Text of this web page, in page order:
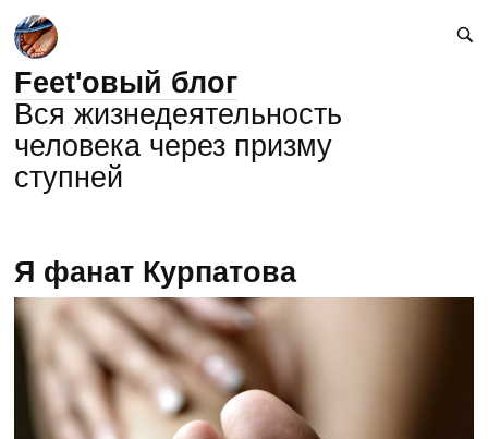
Feet'овый блог
Вся жизнедеятельность
человека через призму
ступней
Я фанат Курпатова